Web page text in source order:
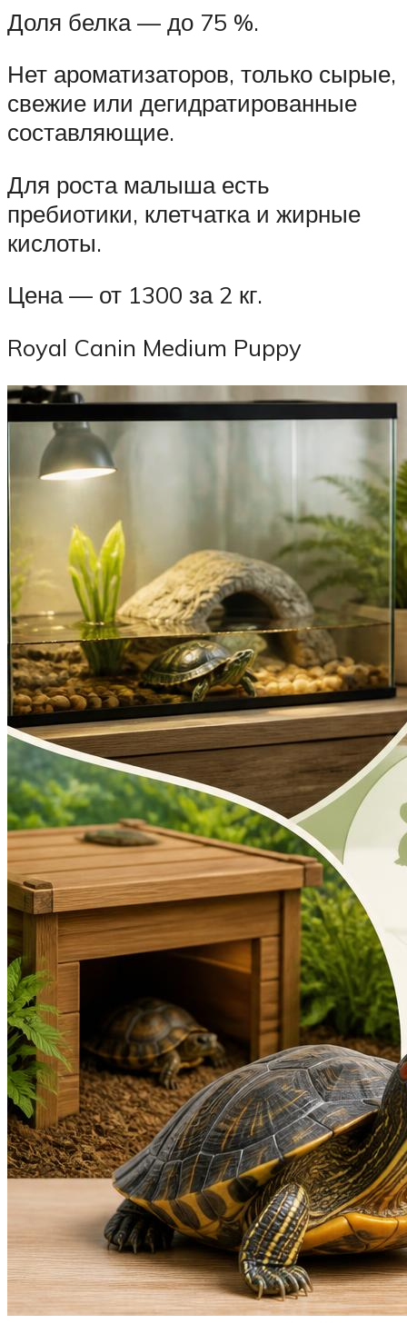
Доля белка — до 75 %.
Нет ароматизаторов, только сырые,
свежие или дегидратированные
составляющие.
Для роста малыша есть
пребиотики, клетчатка и жирные
кислоты.
Цена — от 1300 за 2 кг.
Royal Canin Medium Puppy